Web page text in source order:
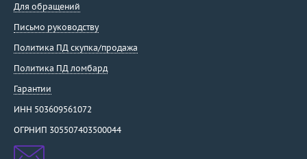
Для обращений
Письмо руководству
Политика ПД скупка/продажа
Политика ПД ломбард
Гарантии
ИНН 503609561072
ОГРНИП 305507403500044